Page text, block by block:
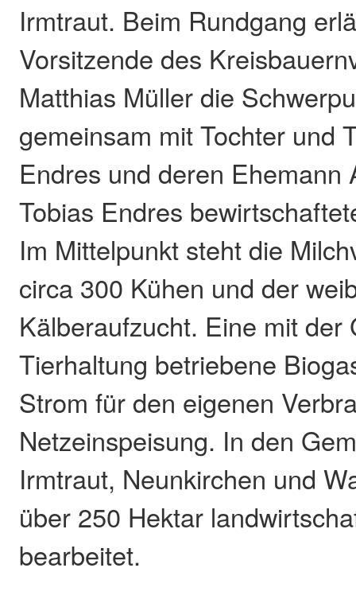
Irmtraut. Beim Rundgang
Vorsitzende des
Matthias Müller die
gemeinsam mit Tochter und
Endres und deren Ehemann
Tobias Endres
Im Mittelpunkt steht die
circa 300 Kühen und der
Kälberaufzucht. Eine mit der
Tierhaltung betriebene
Strom für den eigenen
Netzeinspeisung. In den
Irmtraut, Neunkirchen und
über 250 Hektar
bearbeitet.